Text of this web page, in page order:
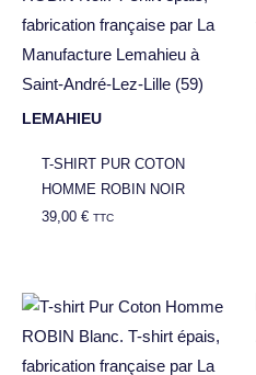
LEMAHIEU
T-SHIRT PUR COTON
HOMME ROBIN NOIR
39,00 € TTC